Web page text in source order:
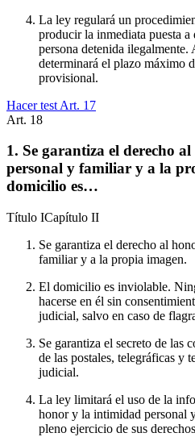
La ley regulará un
producir la inmediata puesta
persona detenida
determinará el plazo máximo
provisional.
Hacer test Art. 17
Art. 18
1. Se garantiza el derecho
personal y familiar y a la
domicilio es…
Título ICapítulo II
Se garantiza el derecho al
familiar y a la propia imagen.
El domicilio es inviolable.
hacerse en él sin
judicial, salvo en caso de
Se garantiza el secreto de las
de las postales, telegráficas y
judicial.
La ley limitará el uso de la
honor y la intimidad personal
pleno ejercicio de sus